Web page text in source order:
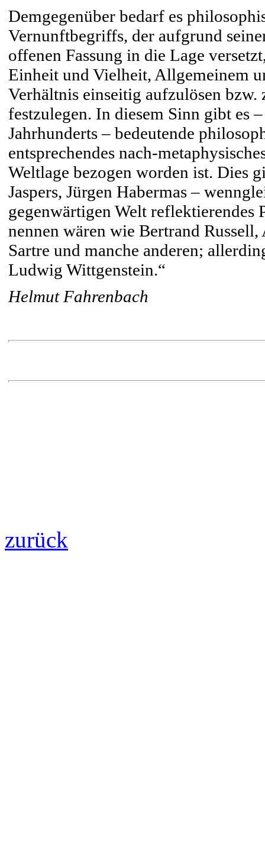
Demgegenüber bedarf es
Vernunftbegriffs, der aufgrund
offenen Fassung in die Lage
Einheit und Vielheit, Allgemeinem
Verhältnis einseitig aufzulösen
festzulegen. In diesem Sinn gibt es
Jahrhunderts – bedeutende
entsprechendes nach-
Weltlage bezogen worden ist. Dies
Jaspers, Jürgen Habermas –
gegenwärtigen Welt reflektierendes
nennen wären wie Bertrand
Sartre und manche anderen;
Ludwig Wittgenstein.“
Helmut Fahrenbach
zurück